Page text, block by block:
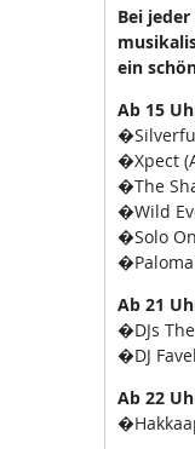
Bei
ein
Ab 15
�Xpect
�The
�Wild
�Solo
Ab 21
�DJs
�DJ
Ab 22